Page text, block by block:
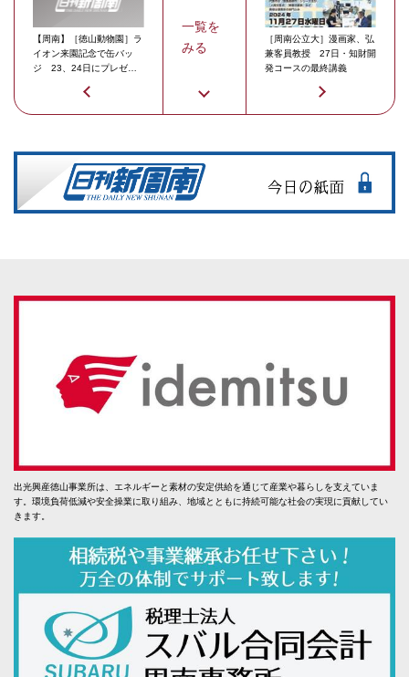
【周南】［徳山動物園］ラ
イオン来園記念で缶バッ
ジ 23、24日にプレゼン
一覧を
みる
［周南公立大］漫画家、弘
兼客員教授 27日・知財開
発コースの最終講義
出光興産徳山事業所は、エネルギーと素材の安定供給を通じて産業や暮らしを支えていま
す。環境負荷低減や安全操業に取り組み、地域とともに持続可能な社会の実現に貢献してい
きます。